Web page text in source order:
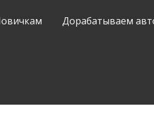
Дорабатываем